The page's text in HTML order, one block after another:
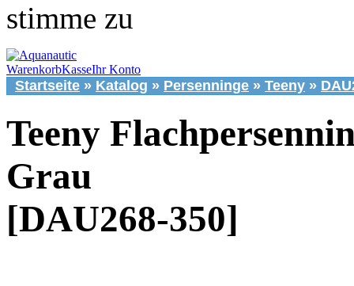
stimme zu
WarenkorbKasseIhr Konto
Startseite » Katalog » Persenninge » Teeny »
Teeny
Grau
[DAU268-350]